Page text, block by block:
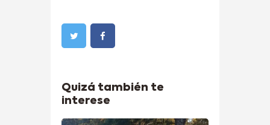
Quizá también te
interese